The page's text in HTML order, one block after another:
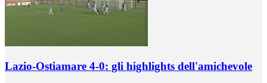
Lazio-Ostiamare 4-0: gli highlights dell'amichevole